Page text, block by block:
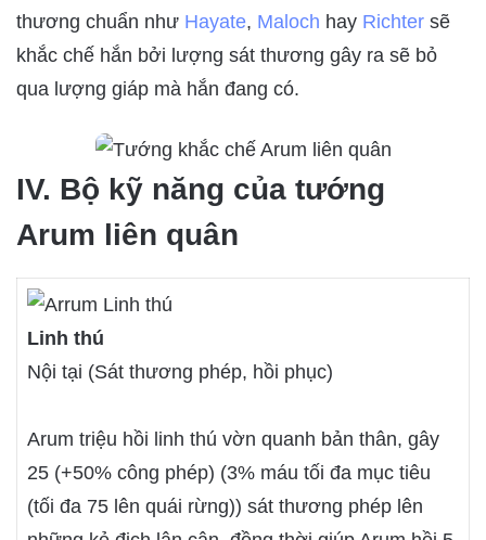
thương chuẩn như Hayate, Maloch hay Richter sẽ
khắc chế hắn bởi lượng sát thương gây ra sẽ bỏ
qua lượng giáp mà hắn đang có.
IV. Bộ kỹ năng của tướng
Arum liên quân
Linh thú
Nội tại (Sát thương phép, hồi phục)
Arum triệu hồi linh thú vờn quanh bản thân, gây
25 (+50% công phép) (3% máu tối đa mục tiêu
(tối đa 75 lên quái rừng)) sát thương phép lên